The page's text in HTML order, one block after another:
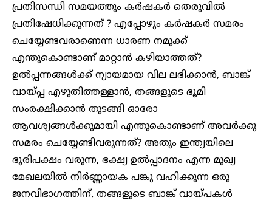
പ്രതിസന്ധി സമയത്തും കർഷകർ തെരുവിൽ
പ്രതിഷേധിക്കുന്നത് ? എപ്പോഴും കർഷകർ സമരം
ചെയ്യേണ്ടവരാണെന്ന ധാരണ നമുക്ക്
എന്തുകൊണ്ടാണ് മാറ്റാൻ കഴിയാത്തത്?
ഉൽപ്പന്നങ്ങൾക്ക് ന്യായമായ വില ലഭിക്കാൻ, ബാങ്ക്
വായ്‌പ്പ എഴുതിത്തള്ളാൻ, തങ്ങളുടെ ഭൂമി
സംരക്ഷിക്കാൻ തുടങ്ങി ഓരോ
ആവശ്യങ്ങൾക്കുമായി എന്തുകൊണ്ടാണ് അവർക്കു
സമരം ചെയ്യേണ്ടിവരുന്നത്? അതും ഇന്ത്യയിലെ
ഭൂരിപക്ഷം വരുന്ന, ഭക്ഷ്യ ഉൽപ്പാദനം എന്ന മുഖ്യ
മേഖലയിൽ നിർണ്ണായക പങ്കു വഹിക്കുന്ന ഒരു
ജനവിഭാഗത്തിന്. തങ്ങളുടെ ബാങ്ക് വായ്‌പകൾ